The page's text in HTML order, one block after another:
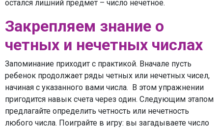
остался лишний предмет – число нечетное.
Закрепляем знание о
четных и нечетных числах
Запоминание приходит с практикой. Вначале пусть
ребенок продолжает ряды четных или нечетных чисел,
начиная с указанного вами числа. В этом упражнении
пригодится навык счета через один. Следующим этапом
предлагайте определить четность или нечетность
любого числа. Поиграйте в игру: вы загадываете число